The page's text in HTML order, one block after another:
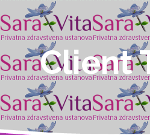
Client